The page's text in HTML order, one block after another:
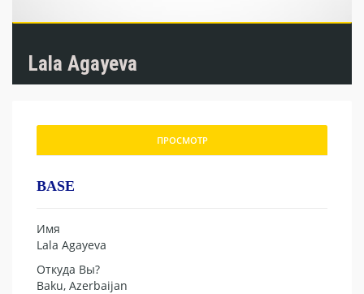
Lala Agayeva
ПРОСМОТР
BASE
Имя
Lala Agayeva
Откуда Вы?
Baku, Azerbaijan